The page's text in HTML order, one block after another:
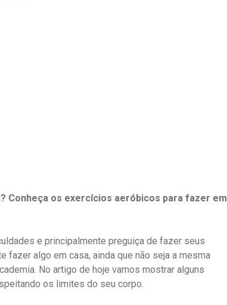
Conheça os exercícios aeróbicos para fazer em
e principalmente preguiça de fazer seus
fazer algo em casa, ainda que não seja a mesma
No artigo de hoje vamos mostrar alguns
os limites do seu corpo.